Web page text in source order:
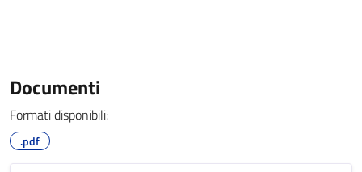
Documenti
Formati disponibili:
.pdf